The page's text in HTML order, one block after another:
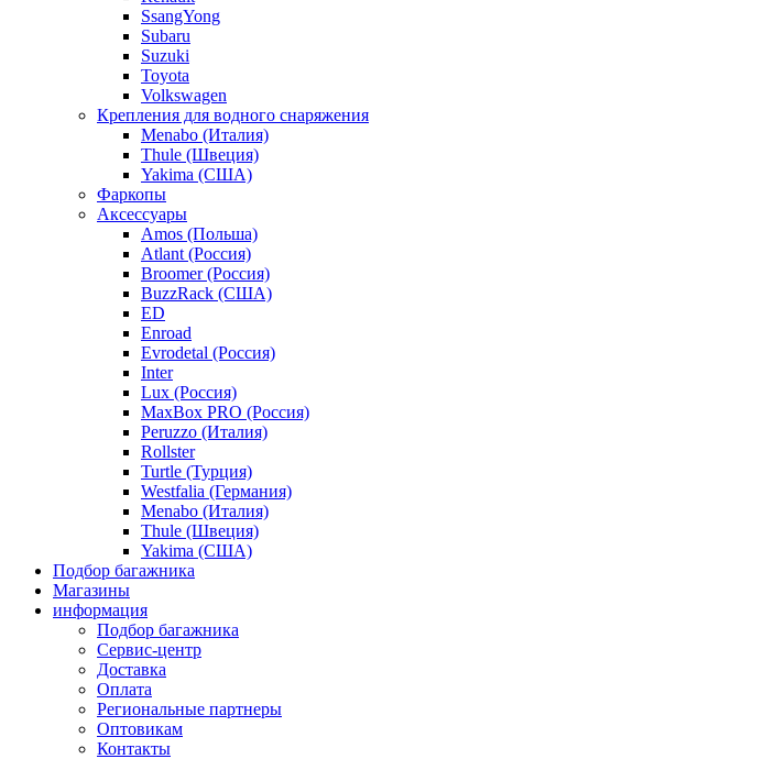
SsangYong
Subaru
Suzuki
Toyota
Volkswagen
Крепления для водного снаряжения
Menabo (Италия)
Thule (Швеция)
Yakima (США)
Фаркопы
Аксессуары
Amos (Польша)
Atlant (Россия)
Broomer (Россия)
BuzzRack (США)
ED
Enroad
Evrodetal (Россия)
Inter
Lux (Россия)
MaxBox PRO (Россия)
Peruzzo (Италия)
Rollster
Turtle (Турция)
Westfalia (Германия)
Menabo (Италия)
Thule (Швеция)
Yakima (США)
Подбор багажника
Магазины
информация
Подбор багажника
Сервис-центр
Доставка
Оплата
Региональные партнеры
Оптовикам
Контакты